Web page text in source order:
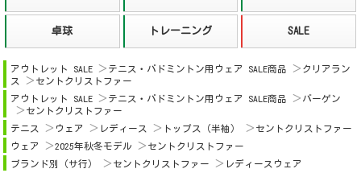
アウトレット SALE テニス・バドミントン用ウェア SALE商品
クリアラン
ス
セントクリストファー
アウトレット SALE
テニス・バドミントン用ウェア SALE商品
バーゲン
セントクリストファー
テニス
ウェア レディース トップス（半袖）
セントクリストファー
ウェア
2025年秋冬モデル
セントクリストファー
ブランド別（サ行）
セントクリストファー レディースウェア